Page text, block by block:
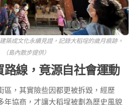
築成文化永續見證，記錄大稻埕的歲月痕跡。
（島內散步提供）
路線，竟源自社會運動
區，其實險些因都更被拆毀，經歷
年協商，才讓大稻埕被劃為歷史風貌